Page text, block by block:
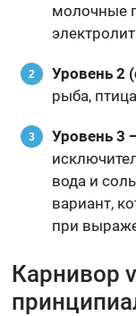
молочные
Уровень 2
рыба,
Уровень 3
вода и
вариант,
при
Карнивор